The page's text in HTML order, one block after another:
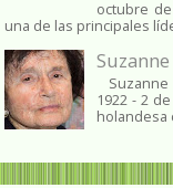
octubre
una de las principales
1922 - 2
holandesa